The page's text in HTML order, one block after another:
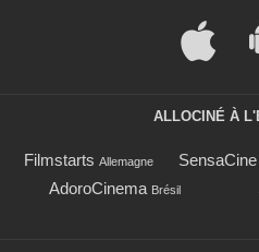
ALLOCINÉ À
Filmstarts Allemagne SensaCine
AdoroCinema Brésil